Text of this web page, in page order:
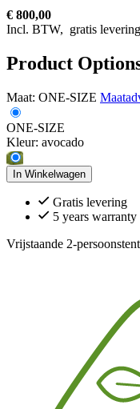
€ 800,00
Incl. BTW, gratis levering
Product
Maat: ONE-SIZE
ONE-SIZE
Kleur: avocado
In Winkelwagen
Gratis levering
5 years warranty
Vrijstaande 2-